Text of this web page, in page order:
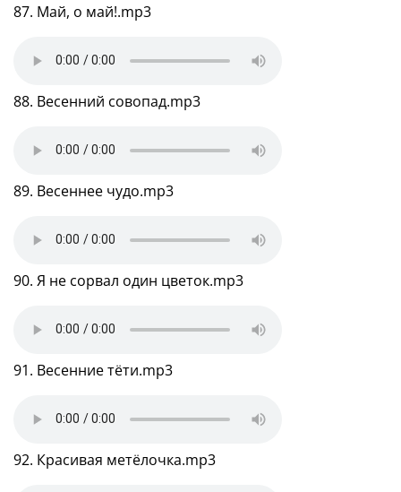
87. Май, о май!.mp3
88. Весенний совопад.mp3
89. Весеннее чудо.mp3
90. Я не сорвал один цветок.mp3
91. Весенние тёти.mp3
92. Красивая метёлочка.mp3